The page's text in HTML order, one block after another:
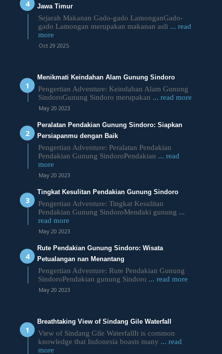
Jawa Timur
Sejarah Makanan Gado-gado LamonganGado-
gado Lamongan merupakan makanan asli ... read
more
Oct 29 2025
Menikmati Keindahan Alam Gunung Sindoro
Pengertian Adventure: Keindahan Alam Gunung
SindoroGunung Sindoro merupakan ... read more
May 20 2023
Peralatan Pendakian Gunung Sindoro: Siapkan
Persiapanmu dengan Baik
Pengertian Adventure: Peralatan Pendakian
Pendakian Gunung SindoroPendakian ... read
more
May 20 2023
Tingkat Kesulitan Pendakian Gunung Sindoro
Pengertian Adventure: Tingkat Kesulitan
Pendakian Gunung SindoroMendaki gunung ...
read more
May 20 2023
Rute Pendakian Gunung Sindoro: Wisata
Petualangan nan Menantang
Pengertian Adventure: Rute Pendakian Gunung
SindoroPendakian gunung Sindoro ... read more
May 20 2023
Breathtaking View of Sindang Gile Waterfall
View of Sindang Gile WaterfallIt is common
knowledge that Indonesia boasts many ... read
more